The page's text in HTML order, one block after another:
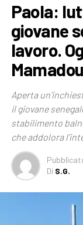
Paola:
giovane
lavoro.
Mamadou
Aperta
il giovane
stabilimento
che addolora
Di S.G.